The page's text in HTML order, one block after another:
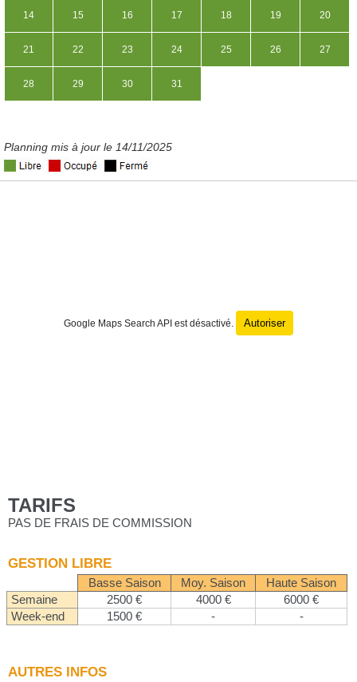
14 15 16 17 18 19 20
21 22 23 24 25 26 27
28 29 30 31
Planning mis à jour le 14/11/2025
Google Maps Search API est désactivé. Autoriser
TARIFS
PAS DE FRAIS DE COMMISSION
GESTION LIBRE
Basse Saison Moy. Saison
Haute Saison
Semaine
2500 € 4000 €
6000 €
Week-end
1500 € - -
AUTRES INFOS